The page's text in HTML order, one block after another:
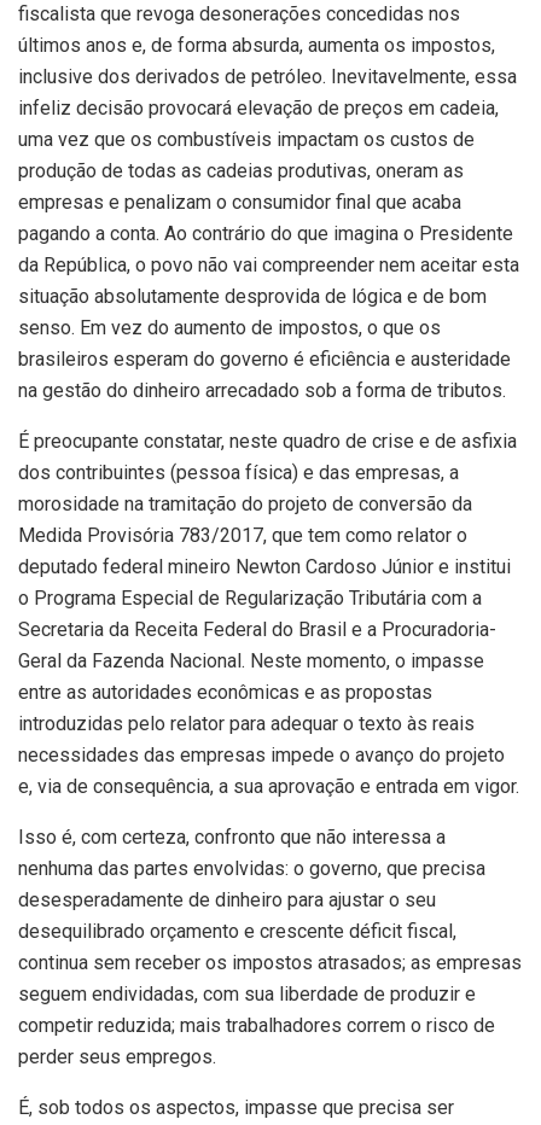
fiscalista que revoga desonerações concedidas nos
últimos anos e, de forma absurda, aumenta os impostos,
inclusive dos derivados de petróleo. Inevitavelmente, essa
infeliz decisão provocará elevação de preços em cadeia,
uma vez que os combustíveis impactam os custos de
produção de todas as cadeias produtivas, oneram as
empresas e penalizam o consumidor final que acaba
pagando a conta. Ao contrário do que imagina o Presidente
da República, o povo não vai compreender nem aceitar esta
situação absolutamente desprovida de lógica e de bom
senso. Em vez do aumento de impostos, o que os
brasileiros esperam do governo é eficiência e austeridade
na gestão do dinheiro arrecadado sob a forma de tributos.
É preocupante constatar, neste quadro de crise e de asfixia
dos contribuintes (pessoa física) e das empresas, a
morosidade na tramitação do projeto de conversão da
Medida Provisória 783/2017, que tem como relator o
deputado federal mineiro Newton Cardoso Júnior e institui
o Programa Especial de Regularização Tributária com a
Secretaria da Receita Federal do Brasil e a Procuradoria-
Geral da Fazenda Nacional. Neste momento, o impasse
entre as autoridades econômicas e as propostas
introduzidas pelo relator para adequar o texto às reais
necessidades das empresas impede o avanço do projeto
e, via de consequência, a sua aprovação e entrada em vigor.
Isso é, com certeza, confronto que não interessa a
nenhuma das partes envolvidas: o governo, que precisa
desesperadamente de dinheiro para ajustar o seu
desequilibrado orçamento e crescente déficit fiscal,
continua sem receber os impostos atrasados; as empresas
seguem endividadas, com sua liberdade de produzir e
competir reduzida; mais trabalhadores correm o risco de
perder seus empregos.
É, sob todos os aspectos, impasse que precisa ser